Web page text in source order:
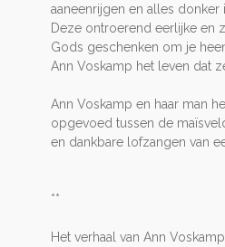
aaneenrijgen en alles donker
Deze ontroerend eerlijke en
Gods geschenken om je
Ann Voskamp het leven dat
Ann Voskamp en haar man
opgevoed tussen de
en dankbare lofzangen van
**
Het verhaal van Ann